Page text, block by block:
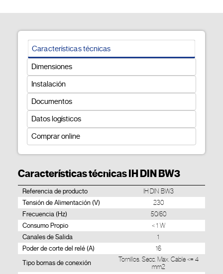
Características técnicas
Dimensiones
Instalación
Documentos
Datos logísticos
Comprar online
Características técnicas IH DIN BW3
Referencia de producto IH DIN BW3
Tensión de Alimentación (V) 230
Frecuencia (Hz) 50/60
Consumo Propio < 1 W
Canales de Salida 1
Poder de corte del relé (A) 16
Tipo bornas de conexión
Tornillos. Secc. Max. Cable <= 4
mm2